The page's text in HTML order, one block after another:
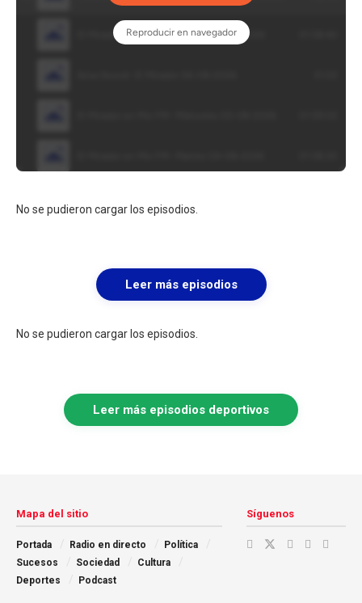
No se pudieron cargar los episodios.
Leer más episodios
No se pudieron cargar los episodios.
Leer más episodios deportivos
Mapa del sitio
Portada Radio en directo
Política
Sucesos
Sociedad
Cultura
Deportes
Podcast
Síguenos